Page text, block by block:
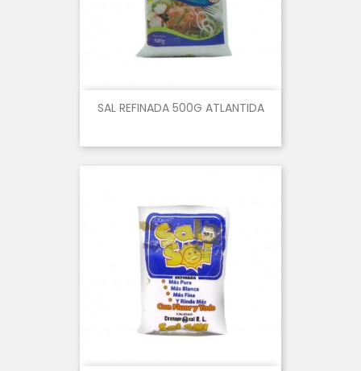
SAL REFINADA 500G ATLANTIDA